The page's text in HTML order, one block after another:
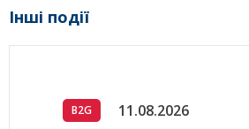
Інші події
B2G 11.08.2026